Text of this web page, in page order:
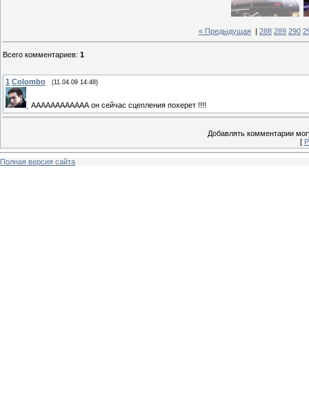
« Предыдущая 288 289 290
Всего комментариев: 1
1 Colombo (11.04.09 14:48)
АААААААААААА он сейчас сцепления похерет !!!!
Добавлять комментарии
[
Полная версия сайта